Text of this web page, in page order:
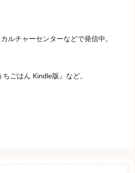
ルチャーセンターなどで発信中。
ごはん Kindle版』など。